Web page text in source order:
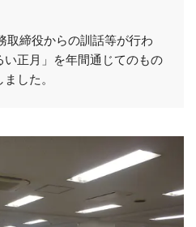
取締役からの訓話等が行わ
正月」を年間通じてのもの
した。